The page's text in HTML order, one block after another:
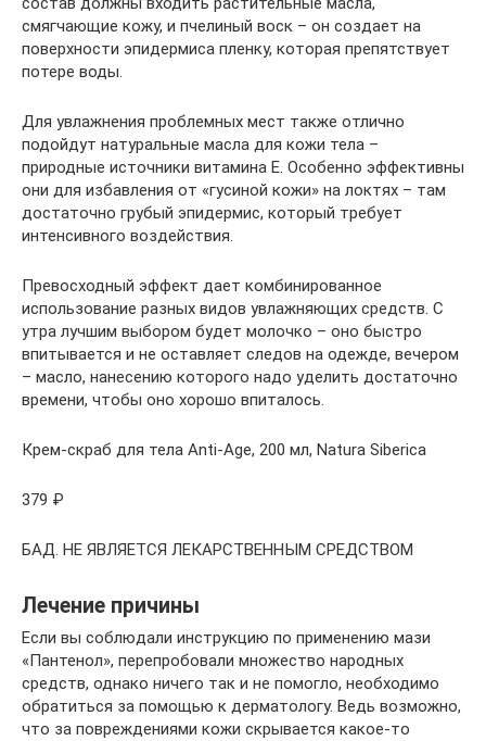
смягчающие кожу, и пчелиный воск – он создает на
поверхности эпидермиса пленку, которая препятствует
потере воды.
Для увлажнения проблемных мест также отлично
подойдут натуральные масла для кожи тела –
природные источники витамина Е. Особенно эффективны
они для избавления от «гусиной кожи» на локтях – там
достаточно грубый эпидермис, который требует
интенсивного воздействия.
Превосходный эффект дает комбинированное
использование разных видов увлажняющих средств. С
утра лучшим выбором будет молочко – оно быстро
впитывается и не оставляет следов на одежде, вечером
– масло, нанесению которого надо уделить достаточно
времени, чтобы оно хорошо впиталось.
Крем-скраб для тела Anti-Age, 200 мл, Natura Siberica
379 ₽
БАД. НЕ ЯВЛЯЕТСЯ ЛЕКАРСТВЕННЫМ СРЕДСТВОМ
Лечение причины
Если вы соблюдали инструкцию по применению мази
«Пантенол», перепробовали множество народных
средств, однако ничего так и не помогло, необходимо
обратиться за помощью к дерматологу. Ведь возможно,
что за повреждениями кожи скрывается какое-то